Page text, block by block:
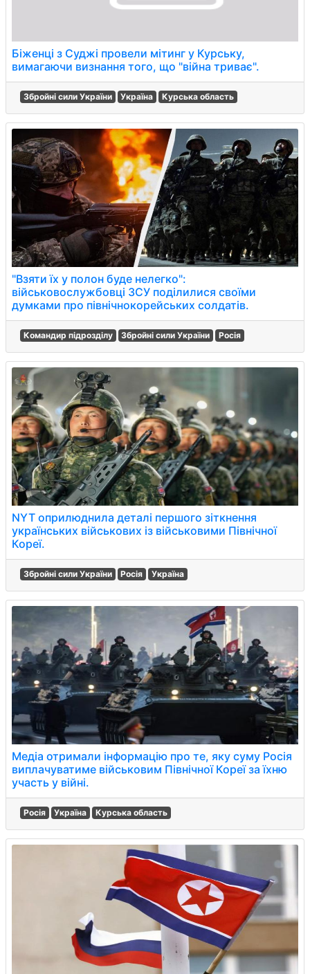
Біженці з Суджі провели мітинг у Курську,
вимагаючи визнання того, що "війна триває".
Збройні сили України Україна Курська область
"Взяти їх у полон буде нелегко":
військовослужбовці ЗСУ поділилися своїми
думками про північнокорейських солдатів.
Командир підрозділу Збройні сили України Росія
NYT оприлюднила деталі першого зіткнення
українських військових із військовими Північної
Кореї.
Збройні сили України Росія Україна
Медіа отримали інформацію про те, яку суму Росія
виплачуватиме військовим Північної Кореї за їхню
участь у війні.
Росія Україна Курська область